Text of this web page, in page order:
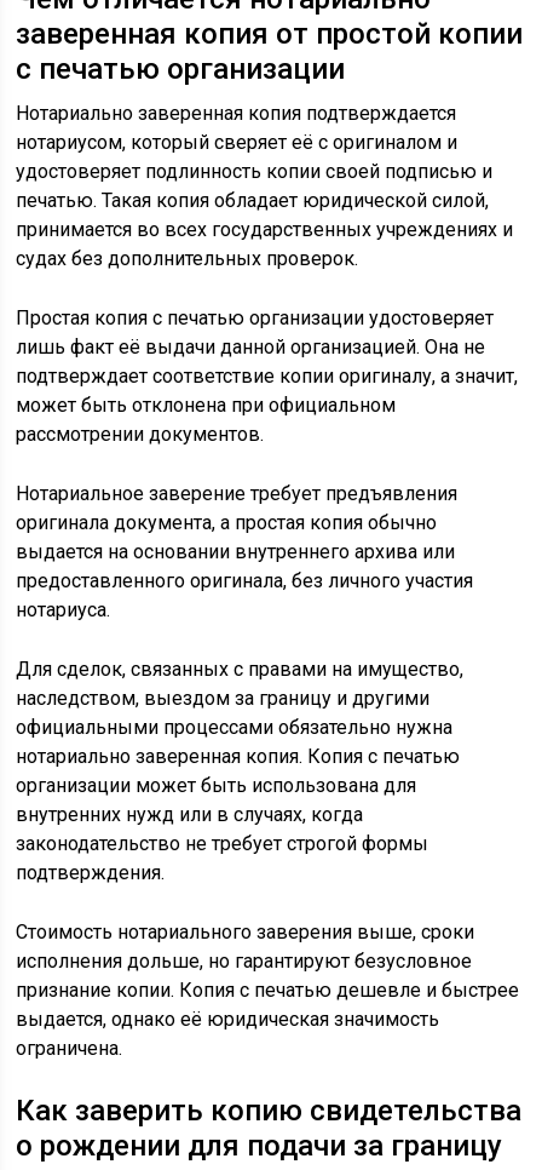
заверенная копия от простой копии
с печатью организации
Нотариально заверенная копия подтверждается
нотариусом, который сверяет её с оригиналом и
удостоверяет подлинность копии своей подписью и
печатью. Такая копия обладает юридической силой,
принимается во всех государственных учреждениях и
судах без дополнительных проверок.
Простая копия с печатью организации удостоверяет
лишь факт её выдачи данной организацией. Она не
подтверждает соответствие копии оригиналу, а значит,
может быть отклонена при официальном
рассмотрении документов.
Нотариальное заверение требует предъявления
оригинала документа, а простая копия обычно
выдается на основании внутреннего архива или
предоставленного оригинала, без личного участия
нотариуса.
Для сделок, связанных с правами на имущество,
наследством, выездом за границу и другими
официальными процессами обязательно нужна
нотариально заверенная копия. Копия с печатью
организации может быть использована для
внутренних нужд или в случаях, когда
законодательство не требует строгой формы
подтверждения.
Стоимость нотариального заверения выше, сроки
исполнения дольше, но гарантируют безусловное
признание копии. Копия с печатью дешевле и быстрее
выдается, однако её юридическая значимость
ограничена.
Как заверить копию свидетельства
о рождении для подачи за границу